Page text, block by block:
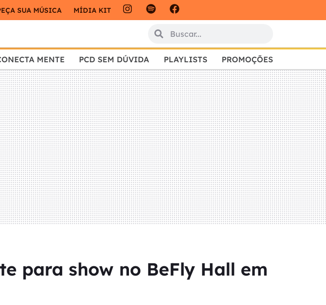
SUA MÚSICA MÍDIA KIT
MENTE PCD SEM DÚVIDA PLAYLISTS PROMOÇÕES
para show no BeFly Hall em